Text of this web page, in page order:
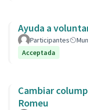
Ayuda a
Participantes
Acceptada
Cambiar
Romeu